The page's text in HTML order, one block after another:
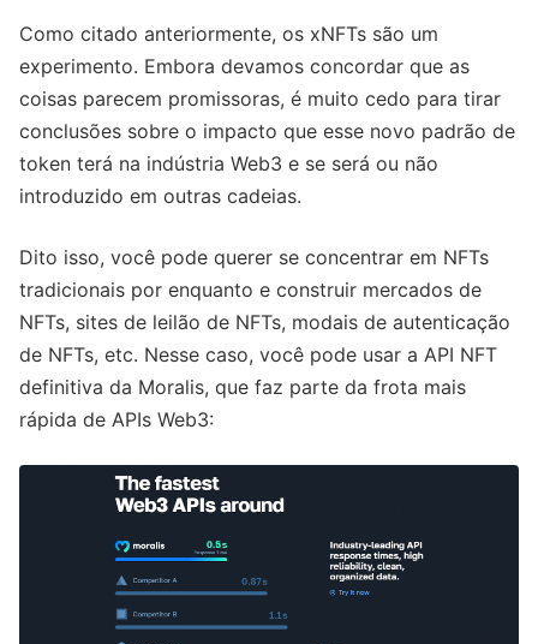
Como citado anteriormente, os xNFTs são um
experimento. Embora devamos concordar que as
coisas parecem promissoras, é muito cedo para tirar
conclusões sobre o impacto que esse novo padrão de
token terá na indústria Web3 e se será ou não
introduzido em outras cadeias.
Dito isso, você pode querer se concentrar em NFTs
tradicionais por enquanto e construir mercados de
NFTs, sites de leilão de NFTs, modais de autenticação
de NFTs, etc. Nesse caso, você pode usar a API NFT
definitiva da Moralis, que faz parte da frota mais
rápida de APIs Web3: